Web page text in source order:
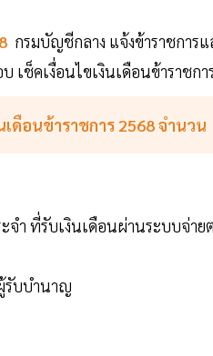
กรมบัญชีกลาง แจ้งข้าราชการ
เช็คเงื่อนไขเงินเดือนข้าราชก
เดือนข้าราชการ 2568 จำนว
จำ ที่รับเงินเดือนผ่านระบบจ่า
รับบำนาญ